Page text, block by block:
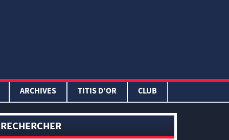
ARCHIVES TITIS D’OR CLUB
RECHERCHER